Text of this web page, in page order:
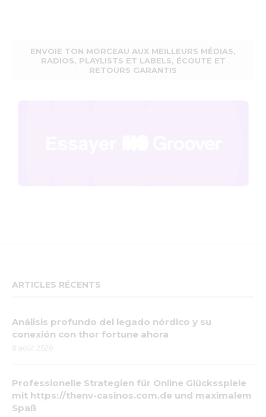
ENVOIE TON MORCEAU AUX MEILLEURS MÉDIAS,
RADIOS, PLAYLISTS ET LABELS, ÉCOUTE ET
RETOURS GARANTIS
ARTICLES RÉCENTS
Análisis profundo del legado nórdico y su
conexión con thor fortune ahora
8 août 2026
Professionelle Strategien für Online Glücksspiele
mit https://thenv-casinos.com.de und maximalem
Spaß